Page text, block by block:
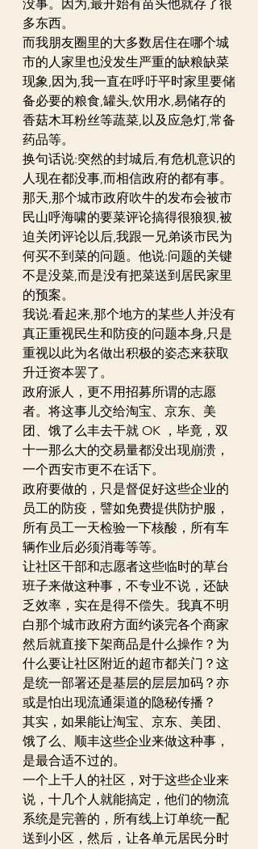
没事。因为,最开始有苗头他就存了很
多东西。
而我朋友圈里的大多数居住在哪个城
市的人家里也没发生严重的缺粮缺菜
现象,因为,我一直在呼吁平时家里要储
备必要的粮食,罐头,饮用水,易储存的
香菇木耳粉丝等蔬菜,以及应急灯,常备
药品等。
换句话说:突然的封城后,有危机意识的
人现在都没事,而相信政府的都有事。
那天,那个城市政府吹牛的发布会被市
民山呼海啸的要菜评论搞得很狼狈,被
迫关闭评论以后,我跟一兄弟谈市民为
何买不到菜的问题。他说:问题的关键
不是没菜,而是没有把菜送到居民家里
的预案。
我说:看起来,那个地方的某些人并没有
真正重视民生和防疫的问题本身,只是
重视以此为名做出积极的姿态来获取
升迁资本罢了。
政府派人，更不用招募所谓的志愿
者。将这事儿交给淘宝、京东、美
团、饿了么丰去干就 OK ，毕竟，双
十一那么大的交易量都没出现崩溃，
一个西安市更不在话下。
政府要做的，只是督促好这些企业的
员工的防疫，譬如免费提供防护服，
所有员工一天检验一下核酸，所有车
辆作业后必须消毒等等。
让社区干部和志愿者这些临时的草台
班子来做这种事，不专业不说，还缺
乏效率，实在是得不偿失。我真不明
白那个城市政府方面约谈完各个商家
然后就直接下架商品是什么操作？为
什么要让社区附近的超市都关门？这
是统一部署还是基层的层层加码？亦
或是怕出现流通渠道的隐秘传播？
其实，如果能让淘宝、京东、美团、
饿了么、顺丰这些企业来做这种事，
是最合适不过的。
一个上千人的社区，对于这些企业来
说，十几个人就能搞定，他们的物流
系统是完善的，所有线上订单统一配
送到小区，然后，让各单元居民分时